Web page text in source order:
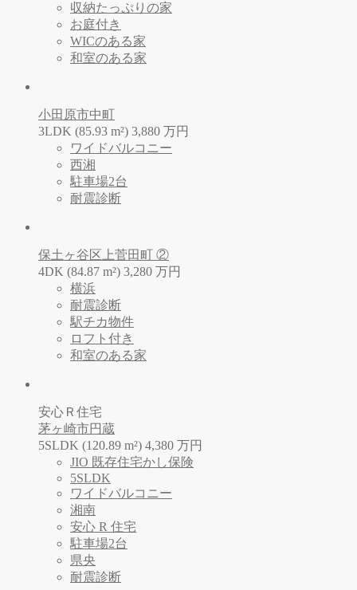
収納たっぷりの家
お庭付き
WICのある家
和室のある家
小田原市中町
3LDK (85.93 m²) 3,880 万円
ワイドバルコニー
西湘
駐車場2台
耐震診断
保土ヶ谷区上菅田町 ②
4DK (84.87 m²) 3,280 万円
横浜
耐震診断
駅チカ物件
ロフト付き
和室のある家
安心Ｒ住宅
茅ヶ崎市円蔵
5SLDK (120.89 m²) 4,380 万円
JIO 既存住宅かし保険
5SLDK
ワイドバルコニー
湘南
安心 R 住宅
駐車場2台
県央
耐震診断